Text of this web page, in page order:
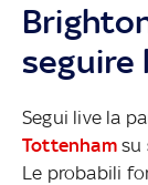
seguire
Segui live la
Tottenhamsu
Le probabili